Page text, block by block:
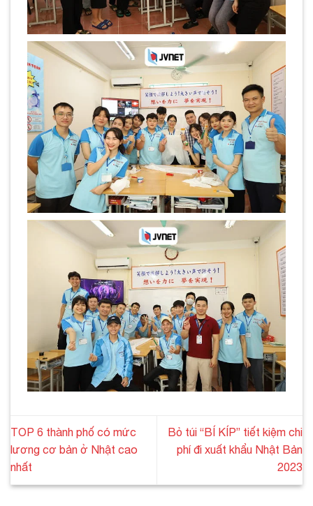
TOP 6 thành phố có mức
lương cơ bản ở Nhật cao
nhất
Bỏ túi “BÍ KÍP” tiết kiệm chi
phí đi xuất khẩu Nhật Bản
2023